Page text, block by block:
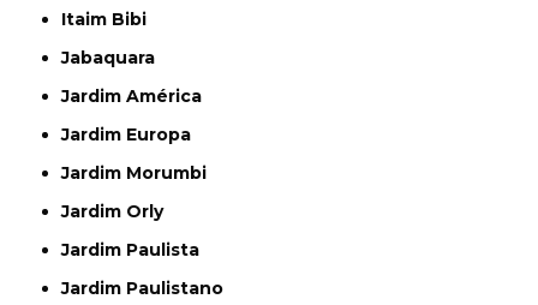
Itaim Bibi
Jabaquara
Jardim América
Jardim Europa
Jardim Morumbi
Jardim Orly
Jardim Paulista
Jardim Paulistano